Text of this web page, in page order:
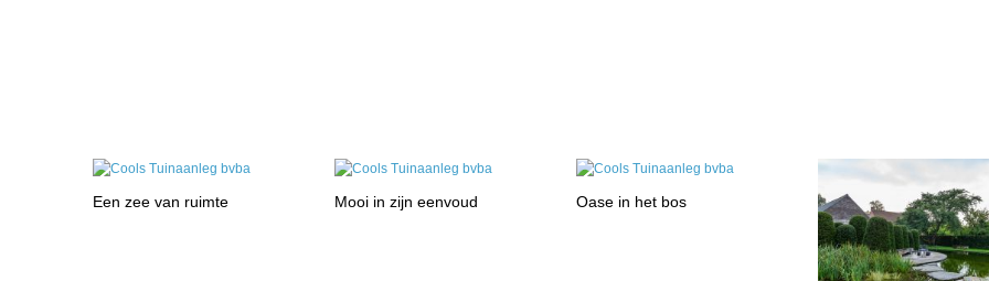
Een zee van ruimte Mooi in zijn eenvoud Oase in het bos